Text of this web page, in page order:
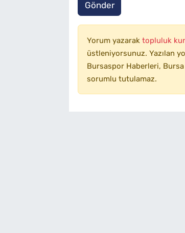
Gönder
Yorum yazarak topluluk
üstleniyorsunuz. Yazılan
Bursaspor Haberleri,
sorumlu tutulamaz.